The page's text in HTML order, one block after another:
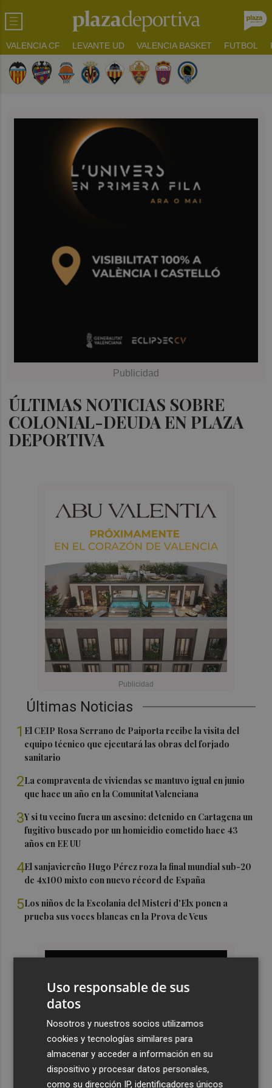
VALENCIA CF LEVANTE UD VALENCIA BASKET FUTBOL
ÚLTIMAS NOTICIAS SOBRE
COLONIAL-DEUDA EN PLAZA
DEPORTIVA
Últimas Noticias
1 El CEIP Rosa Serrano de Paiporta recibe la visita del
equipo técnico que ejecutará las obras del forjado
sanitario
2La compraventa de viviendas se mantuvo igual en junio
que hace un año en la Comunitat Valenciana
3Y si tu vecino fuera un asesino: detenido en Cartagena un
fugitivo buscado por un homicidio cometido hace 43
años en EE UU
4El sanjaviereño Hugo Pérez roza la final mundial sub-20
de 4x100 mixto con nuevo récord de España
5Los niños de la Escolania del Misteri d'Elx ponen a
prueba sus voces blancas en la Prova de Veus
Uso responsable de sus
datos
Nosotros y nuestros socios utilizamos
cookies y tecnologías similares para
almacenar y acceder a información en su
dispositivo y procesar datos personales,
como su dirección IP, identificadores únicos